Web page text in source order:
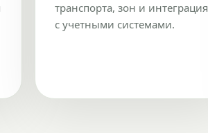
транспорта, зон и интеграция
с учетными системами.